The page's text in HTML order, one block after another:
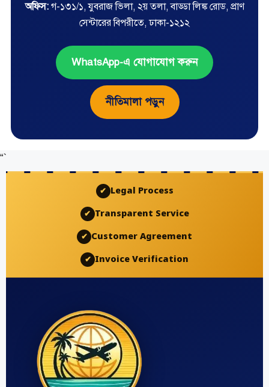
অফিস:গ-১৩১/১, যুবরাজ ভিলা, ২য় তলা, বাড্ডা লিঙ্ক রোড, প্রাণ
সেন্টারের বিপরীতে, ঢাকা-১২১২
WhatsApp-এ যোগাযোগ করুন
নীতিমালা পড়ুন
“`
✔ Legal Process
✔ Transparent Service
✔ Customer Agreement
✔ Invoice Verification